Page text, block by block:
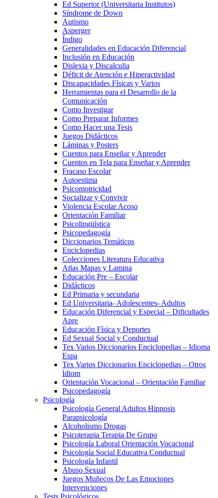
Ed Superior (Universitaria Institutos)
Síndrome de Down
Autismo
Asperger
Índigo
Generalidades en Educación Diferencial
Inclusión en Educación
Dislexia y Discalculia
Déficit de Atención e Hiperactividad
Discapacidades Físicas y Varios
Herramientas para el Desarrollo de la
Comunicación
Como Investigar
Como Preparar Informes
Como Hacer una Tesis
Juegos Didácticos
Láminas y Posters
Cuentos para Enseñar y Aprender
Cuentos en Tela para Enseñar y Aprender
Fracaso Escolar
Autoestima
Psicomotricidad
Socializar y Convivir
Violencia Escolar Acoso
Orientación Familiar
Psicolingüística
Psicopedagogía
Diccionarios Temáticos
Enciclopedias
Colecciones Literatura Educativa
Atlas Mapas y Lamina
Educación Pre – Escolar
Didácticos
Ed Primaria y secundaria
Ed Universitaria- Adolescentes- Adultos
Educación Diferencial y Especial – Dificultades
Apre
Educación Física y Deportes
Ed Sexual Social y Conductual
Tex Varios Diccionarios Enciclopedias – Idioma
Espa
Tex Varios Diccionarios Enciclopedias – Otros
Idiom
Orientación Vocacional – Orientación Familiar
Psicopedagogía
Psicología
Psicología General Adultos Hipnosis
Parapsicología
Alcoholismo Drogas
Psicoterapia Terapia De Grupo
Psicología Laboral Orientación Vocacional
Psicología Social Educativa Conductual
Psicología Infantil
Abuso Sexual
Juegos Muñecos De Las Emociones
Intervenciones
Tests Psicológicos